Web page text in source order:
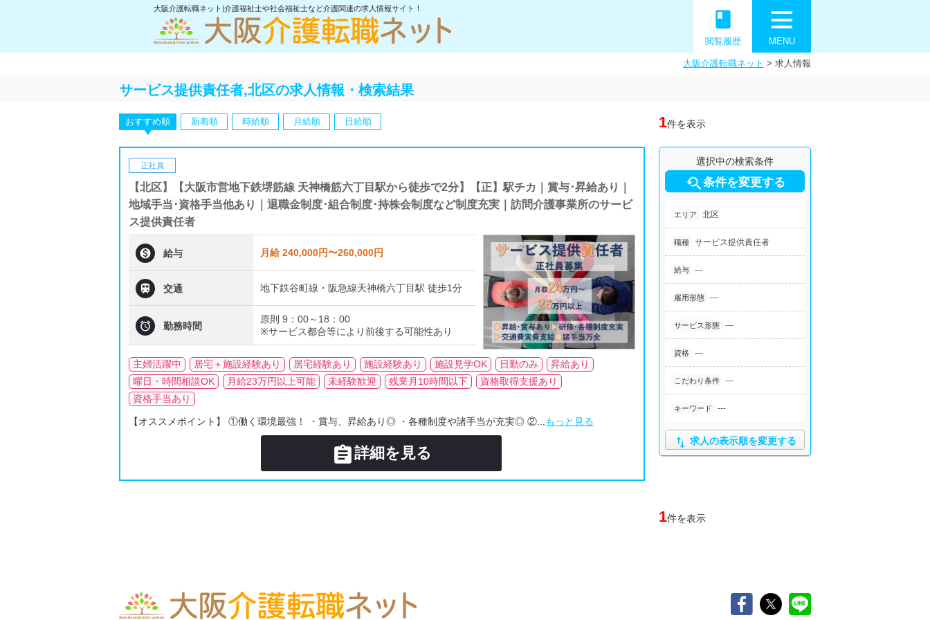
大阪介護転職ネット|介護福祉士や社会福祉士など介護関連の求人情報サイト！
MENU
book
閲覧履歴
大阪介護転職ネット > 求人情報
サービス提供責任者,北区の求人情報・検索結果
1件を表示
おすすめ順 新着順 時給順 月給順 日給順
選択中の検索条件
条件を変更する
エリア 北区
職種 サービス提供責任者
給与 ---
雇用形態 ---
サービス形態 ---
資格 ---
こだわり条件 ---
キーワード ---
 求人の表示順を変更する
正社員
【北区】【大阪市営地下鉄堺筋線 天神橋筋六丁目駅から徒歩で2分】【正】駅チカ｜賞与･昇給あり｜
地域手当･資格手当他あり｜退職金制度･組合制度･持株会制度など制度充実｜訪問介護事業所のサービ
ス提供責任者
 給与 月給 240,000円〜260,000円
 交通 地下鉄谷町線・阪急線天神橋六丁目駅 徒歩1分
 勤務時間
原則 9：00～18：00
※サービス都合等により前後する可能性あり
主婦活躍中 居宅＋施設経験あり 居宅経験あり 施設経験あり 施設見学OK 日勤のみ
昇給あり
曜日・時間相談OK
月給23万円以上可能 未経験歓迎 残業月10時間以下
資格取得支援あり
資格手当あり
【オススメポイント】 ①働く環境最強！ ・賞与、昇給あり◎ ・各種制度や諸手当が充実◎ ②... もっと見る
詳細を見る
1件を表示